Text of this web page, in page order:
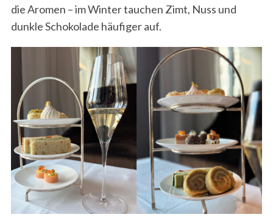
die Aromen – im Winter tauchen Zimt, Nuss und
dunkle Schokolade häufiger auf.